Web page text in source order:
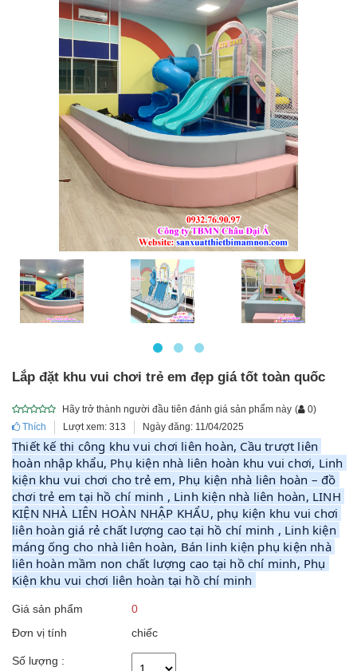
Lắp đặt khu vui chơi trẻ em đẹp giá tốt toàn quốc
Hãy trở thành người đầu tiên đánh giá sản phẩm này ( 0)
Thích
Lượt xem: 313 Ngày đăng: 11/04/2025
Thiết kế thi công khu vui chơi liên hoàn, Cầu trượt liên
hoàn nhập khẩu, Phụ kiện nhà liên hoàn khu vui chơi, Linh
kiện khu vui chơi cho trẻ em, Phụ kiện nhà liên hoàn – đồ
chơi trẻ em tại hồ chí minh , Linh kiện nhà liên hoàn, LINH
KIỆN NHÀ LIÊN HOÀN NHẬP KHẨU, phụ kiện khu vui chơi
liên hoàn giá rẻ chất lượng cao tại hồ chí minh , Linh kiện
máng ống cho nhà liên hoàn, Bán linh kiện phụ kiện nhà
liên hoàn mầm non chất lượng cao tại hồ chí minh, Phụ
Kiện khu vui chơi liên hoàn tại hồ chí minh
Giá sản phẩm
0
Đơn vị tính
chiếc
Số lượng :